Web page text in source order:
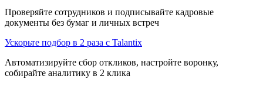
Проверяйте сотрудников и подписывайте кадровые
документы без бумаг и личных встреч
Ускорьте подбор в 2 раза с Talantix
Автоматизируйте сбор откликов, настройте воронку,
собирайте аналитику в 2 клика